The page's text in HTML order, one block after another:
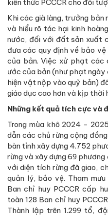
kiến thức PCCCR cho đối
Khi các già làng, trưởng bản
và hiểu rõ tác hại kinh
nước, đối với đất sản xuất
đưa các quy định về bảo
của bản. Việc xử phạt các
ước của bản (như phạt
hiện vật nộp vào quỹ bản)
giáo dục cao hơn và kịp thời
Những kết quả tích cực và
Trong mùa khô 2024 -
dẫn các chủ rừng cộng
bàn tỉnh xây dựng 4.752
rừng và xây dựng 69
với diện tích rừng đã giao,
quản lý, bảo vệ. Tham
Ban chỉ huy PCCCR cấp
toàn 128 Ban chỉ huy
Thành lập trên 1.299 tổ,